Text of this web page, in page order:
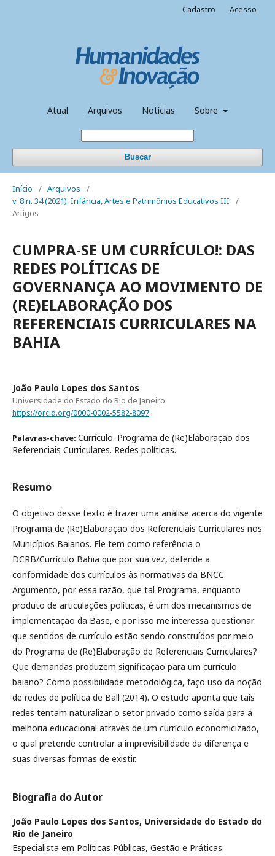
Atual Arquivos Notícias Sobre
Buscar
Cadastro Acesso
Início / Arquivos
/
v. 8 n. 34 (2021): Infância, Artes e Patrimônios Educativos III
/
Artigos
CUMPRA-SE UM CURRÍCULO!: DAS
REDES POLÍTICAS DE
GOVERNANÇA AO MOVIMENTO DE
(RE)ELABORAÇÃO DOS
REFERENCIAIS CURRICULARES NA
BAHIA
João Paulo Lopes dos Santos
Universidade do Estado do Rio de Janeiro
https://orcid.org/0000-0002-5582-8097
Palavras-chave: Currículo. Programa de (Re)Elaboração dos
Referenciais Curriculares. Redes políticas.
Resumo
O objetivo desse texto é trazer uma análise acerca do vigente
Programa de (Re)Elaboração dos Referenciais Curriculares nos
Municípios Baianos. Ele tem como referência o
DCRB/Currículo Bahia que por sua vez, defende a
conformidade dos currículos às normativas da BNCC.
Argumento, por essa razão, que tal Programa, enquanto
produto de articulações políticas, é um dos mecanismos de
implementação da Base, e por isso me interessa questionar:
que sentidos de currículo estão sendo construídos por meio
do Programa de (Re)Elaboração de Referenciais Curriculares?
Que demandas produzem significação para um currículo
baiano? Como possibilidade metodológica, faço uso da noção
de redes de política de Ball (2014). O estudo aponta que tais
redes tentam naturalizar o setor privado como saída para a
melhoria educacional através de um currículo economicizado,
o qual pretende controlar a imprevisibilidade da diferença e
suas diversas formas de existir.
Biografia do Autor
João Paulo Lopes dos Santos, Universidade do Estado do
Rio de Janeiro
Especialista em Políticas Públicas, Gestão e Práticas